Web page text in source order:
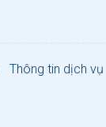
Thông tin dịch vụ